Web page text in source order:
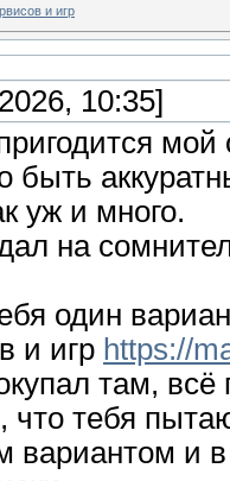
и игр
10:35]
мой
быть
уж и много.
на
один
и игр https://
там,
тебя
вариантом и